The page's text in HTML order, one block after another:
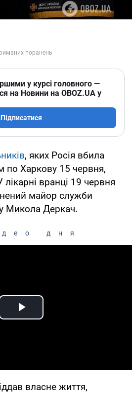
у курсі головного —
на Новини на OBOZ.UA у
Підписатися
, яких Росія вбила
Харкову 15 червня,
вранці 19 червня
майор служби
Микола Деркач.
дня
Play Video
власне життя,